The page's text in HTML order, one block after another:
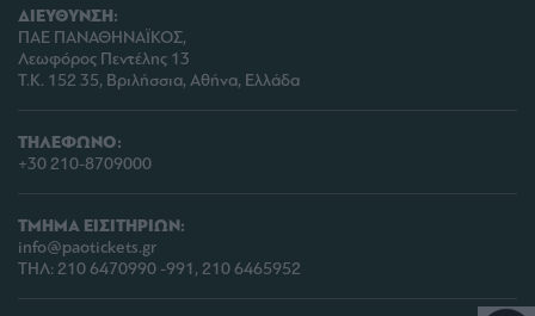
ΔΙΕΥΘΥΝΣΗ:
ΠΑΕ ΠΑΝΑΘΗΝΑΪΚΟΣ,
Λεωφόρος Πεντέλης 13
Τ.Κ. 152 35, Βριλήσσια, Αθήνα, Ελλάδα
ΤΗΛΕΦΩΝΟ:
+30 210-8709000
ΤΜΗΜΑ ΕΙΣΙΤΗΡΙΩΝ:
info@paotickets.gr
ΤΗΛ: 210 6470990 -991, 210 6465952